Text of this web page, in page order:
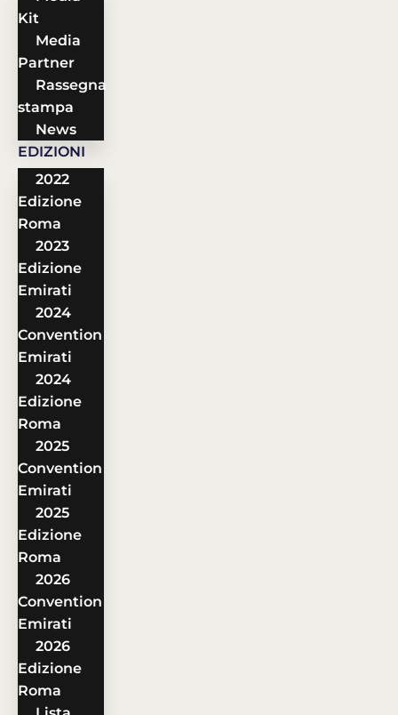
Kit
Media
Partner
Rassegna
stampa
News
EDIZIONI
2022
Edizione
Roma
2023
Edizione
Emirati
2024
Convention
Emirati
2024
Edizione
Roma
2025
Convention
Emirati
2025
Edizione
Roma
2026
Convention
Emirati
2026
Edizione
Roma